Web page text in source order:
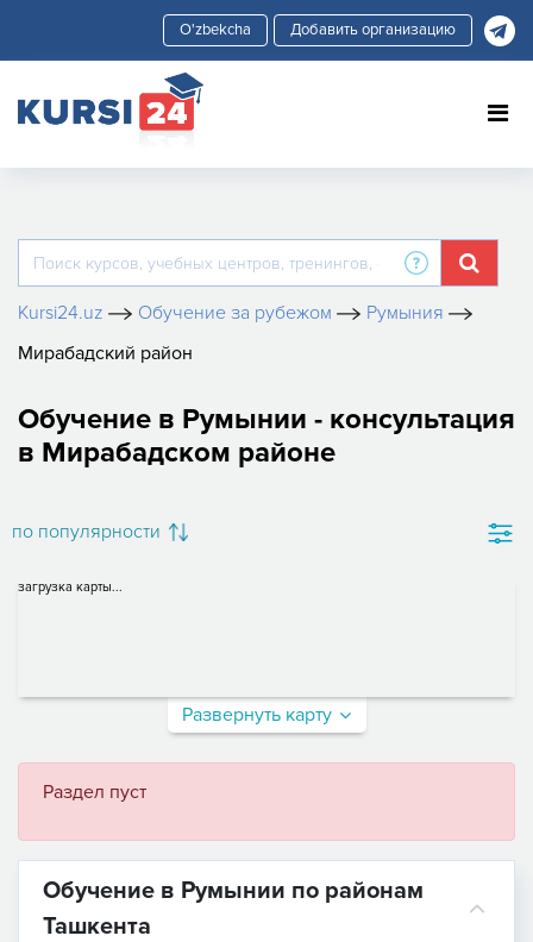
Добавить организацию
Kursi24.uz Обучение за рубежом
Румыния
Мирабадский район
Обучение в Румынии - консультация
в Мирабадском районе
по популярности
загрузка карты...
Развернуть карту
Раздел пуст
Обучение в Румынии по районам
Ташкента